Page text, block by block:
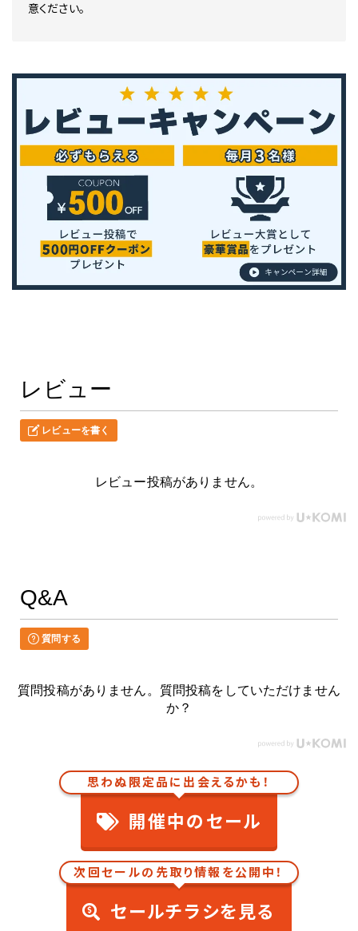
意ください。
レビュー
レビューを書く
レビュー投稿がありません。
Q&A
質問する
質問投稿がありません。質問投稿をしていただけません
か？
思わぬ限定品に出会えるかも！
開催中のセール
次回セールの先取り情報を公開中！
セールチラシを見る